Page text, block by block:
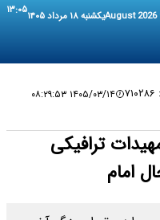
یکشنبه ۱۸ مرداد ۱۴۰۵ ۱۳:۰۵
۷۱۰۲۸۶ ۱۴۰۵/۰۳/۱۴ ۰۸:۲۹:۵۳
ترافیکی
امام